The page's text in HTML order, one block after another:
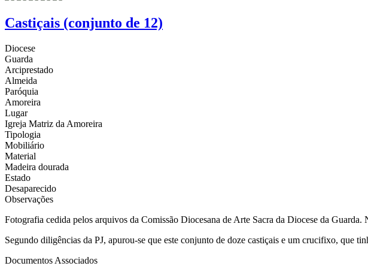
Castiçais (conjunto de 12)
Diocese
Guarda
Arciprestado
Almeida
Paróquia
Amoreira
Lugar
Igreja Matriz da Amoreira
Tipologia
Mobiliário
Material
Madeira dourada
Estado
Desaparecido
Observações
Fotografia cedida pelos arquivos da Comissão Diocesana de Arte Sacra da Diocese da
Segundo diligências da PJ, apurou-se que este conjunto de doze castiçais e um crucifixo, que
Documentos Associados